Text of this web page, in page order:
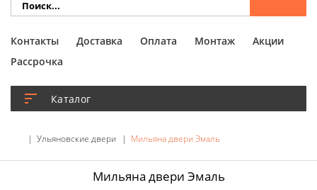
Каталог
Контакты Доставка Оплата Монтаж
Акции
Рассрочка
Ульяновские двери Мильяна двери Эмаль
Мильяна двери Эмаль